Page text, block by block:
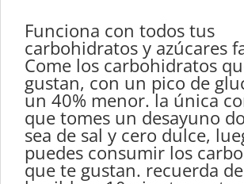
Funciona con todos tus
carbohidratos y azúcares
Come los carbohidratos
gustan, con un pico de
un 40% menor. la única
que tomes un desayuno
sea de sal y cero dulce,
puedes consumir los
que te gustan. recuerda